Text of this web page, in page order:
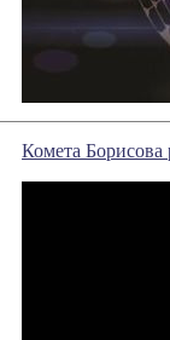
Комета Борисова